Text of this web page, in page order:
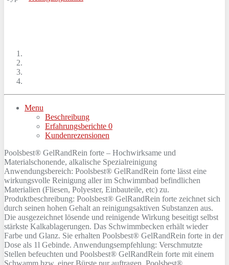
Menu
Beschreibung
Erfahrungsberichte 0
Kundenrezensionen
Poolsbest® GelRandRein forte – Hochwirksame und
Materialschonende, alkalische Spezialreinigung
Anwendungsbereich: Poolsbest® GelRandRein forte lässt eine
wirkungsvolle Reinigung aller im Schwimmbad befindlichen
Materialien (Fliesen, Polyester, Einbauteile, etc) zu.
Produktbeschreibung: Poolsbest® GelRandRein forte zeichnet sich
durch seinen hohen Gehalt an reinigungsaktiven Substanzen aus.
Die ausgezeichnet lösende und reinigende Wirkung beseitigt selbst
stärkste Kalkablagerungen. Das Schwimmbecken erhält wieder
Farbe und Glanz. Sie erhalten Poolsbest® GelRandRein forte in der
Dose als 1l Gebinde. Anwendungsempfehlung: Verschmutzte
Stellen befeuchten und Poolsbest® GelRandRein forte mit einem
Schwamm bzw. einer Bürste pur auftragen. Poolsbest®